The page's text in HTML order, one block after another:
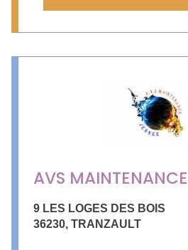
AVS MAINTENANCE
9 LES LOGES DES BOIS
36230, TRANZAULT